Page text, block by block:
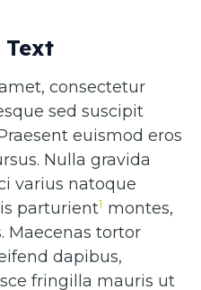
Text
consectetur
sed suscipit
euismod eros
Nulla gravida
varius natoque
parturient1 montes,
Maecenas tortor
dapibus,
fringilla mauris ut